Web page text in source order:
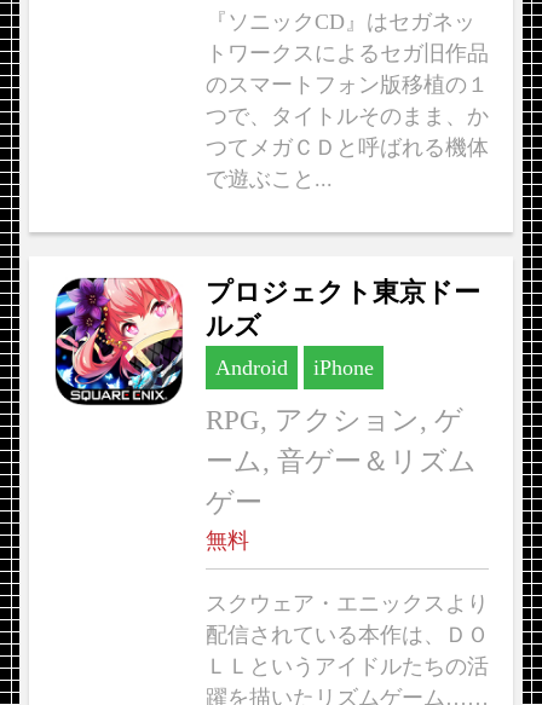
『ソニックCD』はセガネッ
トワークスによるセガ旧作品
のスマートフォン版移植の１
つで、タイトルそのまま、か
つてメガＣＤと呼ばれる機体
で遊ぶこと...
プロジェクト東京ドー
ルズ
Android iPhone
RPG, アクション, ゲ
ーム, 音ゲー＆リズム
ゲー
無料
スクウェア・エニックスより
配信されている本作は、ＤＯ
ＬＬというアイドルたちの活
躍を描いたリズムゲーム……